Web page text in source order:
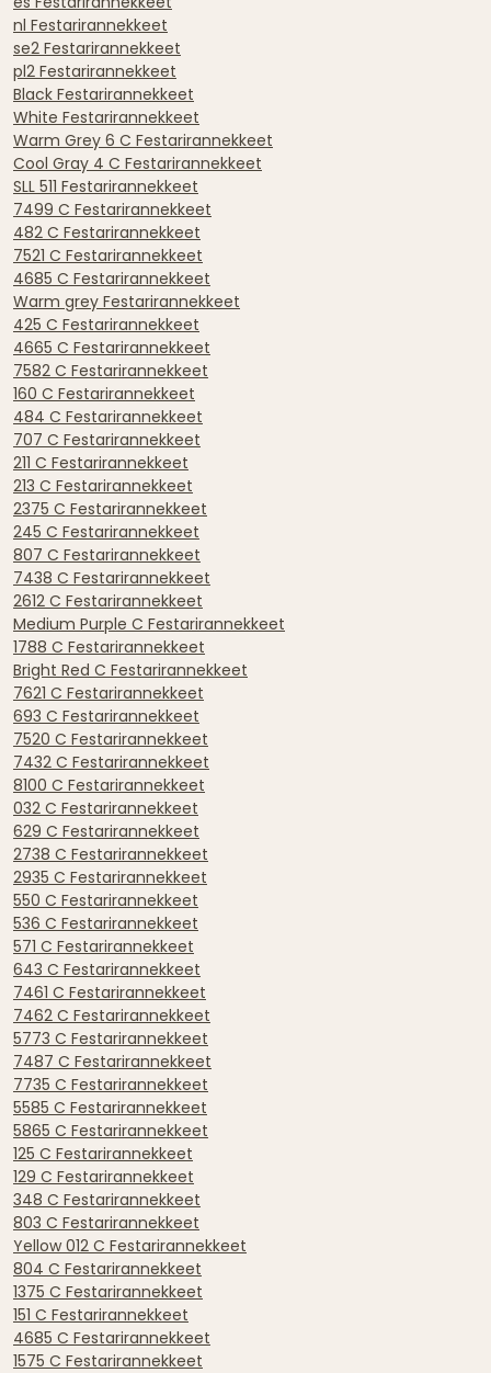
nl Festarirannekkeet
se2 Festarirannekkeet
pl2 Festarirannekkeet
Black Festarirannekkeet
White Festarirannekkeet
Warm Grey 6 C Festarirannekkeet
Cool Gray 4 C Festarirannekkeet
SLL 511 Festarirannekkeet
7499 C Festarirannekkeet
482 C Festarirannekkeet
7521 C Festarirannekkeet
4685 C Festarirannekkeet
Warm grey Festarirannekkeet
425 C Festarirannekkeet
4665 C Festarirannekkeet
7582 C Festarirannekkeet
160 C Festarirannekkeet
484 C Festarirannekkeet
707 C Festarirannekkeet
211 C Festarirannekkeet
213 C Festarirannekkeet
2375 C Festarirannekkeet
245 C Festarirannekkeet
807 C Festarirannekkeet
7438 C Festarirannekkeet
2612 C Festarirannekkeet
Medium Purple C Festarirannekkeet
1788 C Festarirannekkeet
Bright Red C Festarirannekkeet
7621 C Festarirannekkeet
693 C Festarirannekkeet
7520 C Festarirannekkeet
7432 C Festarirannekkeet
8100 C Festarirannekkeet
032 C Festarirannekkeet
629 C Festarirannekkeet
2738 C Festarirannekkeet
2935 C Festarirannekkeet
550 C Festarirannekkeet
536 C Festarirannekkeet
571 C Festarirannekkeet
643 C Festarirannekkeet
7461 C Festarirannekkeet
7462 C Festarirannekkeet
5773 C Festarirannekkeet
7487 C Festarirannekkeet
7735 C Festarirannekkeet
5585 C Festarirannekkeet
5865 C Festarirannekkeet
125 C Festarirannekkeet
129 C Festarirannekkeet
348 C Festarirannekkeet
803 C Festarirannekkeet
Yellow 012 C Festarirannekkeet
804 C Festarirannekkeet
1375 C Festarirannekkeet
151 C Festarirannekkeet
4685 C Festarirannekkeet
1575 C Festarirannekkeet